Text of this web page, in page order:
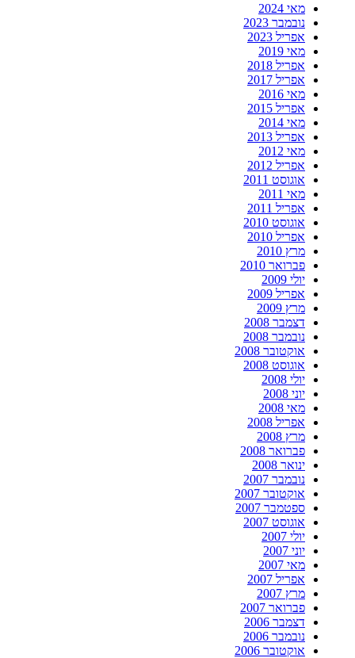
מאי 2024
נובמבר 2023
אפריל 2023
מאי 2019
אפריל 2018
אפריל 2017
מאי 2016
אפריל 2015
מאי 2014
אפריל 2013
מאי 2012
אפריל 2012
אוגוסט 2011
מאי 2011
אפריל 2011
אוגוסט 2010
אפריל 2010
מרץ 2010
פברואר 2010
יולי 2009
אפריל 2009
מרץ 2009
דצמבר 2008
נובמבר 2008
אוקטובר 2008
אוגוסט 2008
יולי 2008
יוני 2008
מאי 2008
אפריל 2008
מרץ 2008
פברואר 2008
ינואר 2008
נובמבר 2007
אוקטובר 2007
ספטמבר 2007
אוגוסט 2007
יולי 2007
יוני 2007
מאי 2007
אפריל 2007
מרץ 2007
פברואר 2007
דצמבר 2006
נובמבר 2006
אוקטובר 2006